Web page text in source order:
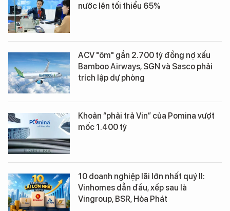
nước lên tối thiểu 65%
ACV "ôm" gần 2.700 tỷ đồng nợ xấu
Bamboo Airways, SGN và Sasco phải
trích lập dự phòng
Khoản “phải trả Vin” của Pomina vượt
mốc 1.400 tỷ
10 doanh nghiệp lãi lớn nhất quý II:
Vinhomes dẫn đầu, xếp sau là
Vingroup, BSR, Hòa Phát